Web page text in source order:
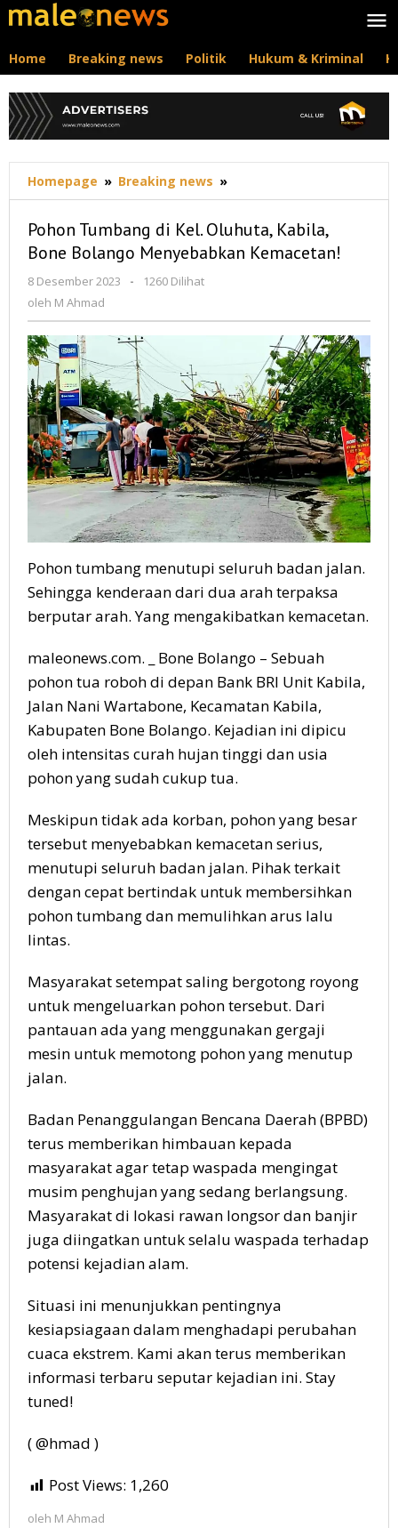
Lewati
ke
Home Breaking news Politik Hukum & Kriminal
Homepage » Breaking news »
Tumbang
Kel.
Oluhuta,
Kemacetan!
Pohon Tumbang di Kel. Oluhuta, Kabila,
Bone Bolango Menyebabkan Kemacetan!
8 Desember 2023
oleh
-
1260 Dilihat
oleh M Ahmad
Pohon tumbang menutupi seluruh badan jalan.
Sehingga kenderaan dari dua arah terpaksa
berputar arah. Yang mengakibatkan kemacetan.
maleonews.com. _ Bone Bolango – Sebuah
pohon tua roboh di depan Bank BRI Unit Kabila,
Jalan Nani Wartabone, Kecamatan Kabila,
Kabupaten Bone Bolango. Kejadian ini dipicu
oleh intensitas curah hujan tinggi dan usia
pohon yang sudah cukup tua.
Meskipun tidak ada korban, pohon yang besar
tersebut menyebabkan kemacetan serius,
menutupi seluruh badan jalan. Pihak terkait
dengan cepat bertindak untuk membersihkan
pohon tumbang dan memulihkan arus lalu
lintas.
Masyarakat setempat saling bergotong royong
untuk mengeluarkan pohon tersebut. Dari
pantauan ada yang menggunakan gergaji
mesin untuk memotong pohon yang menutup
jalan.
Badan Penanggulangan Bencana Daerah (BPBD)
terus memberikan himbauan kepada
masyarakat agar tetap waspada mengingat
musim penghujan yang sedang berlangsung.
Masyarakat di lokasi rawan longsor dan banjir
juga diingatkan untuk selalu waspada terhadap
potensi kejadian alam.
Situasi ini menunjukkan pentingnya
kesiapsiagaan dalam menghadapi perubahan
cuaca ekstrem. Kami akan terus memberikan
informasi terbaru seputar kejadian ini. Stay
tuned!
( @hmad )
Post Views: 1,260
oleh M Ahmad